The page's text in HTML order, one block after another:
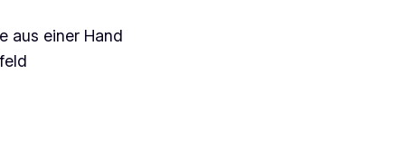
aus einer Hand